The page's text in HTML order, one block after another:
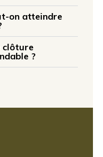
on atteindre
clôture
?